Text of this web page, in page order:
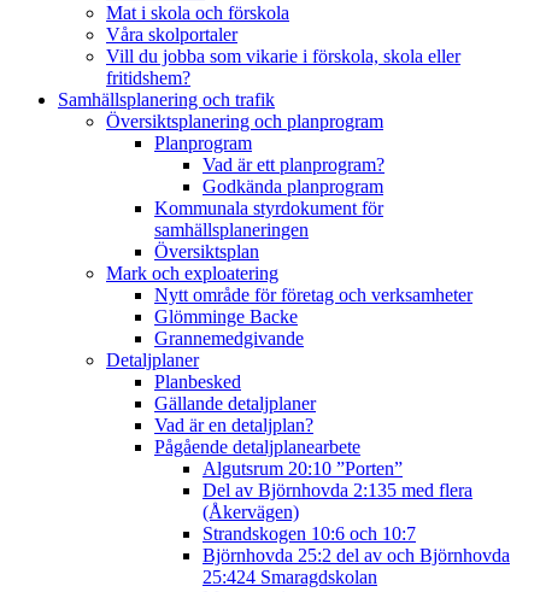
Mat i skola och förskola
Våra skolportaler
Vill du jobba som vikarie i förskola, skola eller
fritidshem?
Samhällsplanering och trafik
Översiktsplanering och planprogram
Planprogram
Vad är ett planprogram?
Godkända planprogram
Kommunala styrdokument för
samhällsplaneringen
Översiktsplan
Mark och exploatering
Nytt område för företag och verksamheter
Glömminge Backe
Grannemedgivande
Detaljplaner
Planbesked
Gällande detaljplaner
Vad är en detaljplan?
Pågående detaljplanearbete
Algutsrum 20:10 ”Porten”
Del av Björnhovda 2:135 med flera
(Åkervägen)
Strandskogen 10:6 och 10:7
Björnhovda 25:2 del av och Björnhovda
25:424 Smaragdskolan